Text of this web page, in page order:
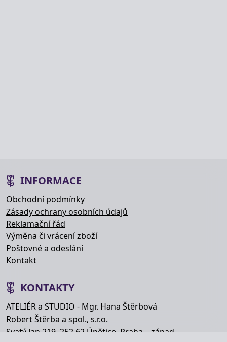
INFORMACE
Obchodní podmínky
Zásady ochrany osobních údajů
Reklamační řád
Výměna či vrácení zboží
Poštovné a odeslání
Kontakt
KONTAKTY
ATELIÉR a STUDIO - Mgr. Hana Štěrbová
Robert Štěrba a spol., s.r.o.
Svatý Jan 219, 252 62 Únětice, Praha – západ